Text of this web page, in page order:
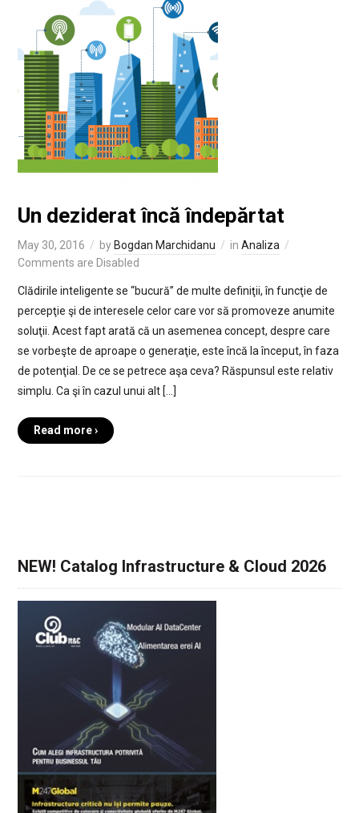
Un deziderat încă îndepărtat
May 30, 2016 by Bogdan Marchidanu in Analiza
Comments are Disabled
Clădirile inteligente se “bucură” de multe definiţii, în funcţie de
percepţie şi de interesele celor care vor să promoveze anumite
soluţii. Acest fapt arată că un asemenea concept, despre care
se vorbeşte de aproape o generaţie, este încă la început, în faza
de potenţial. De ce se petrece aşa ceva? Răspunsul este relativ
simplu. Ca şi în cazul unui alt […]
Read more ›
NEW! Catalog Infrastructure & Cloud 2026